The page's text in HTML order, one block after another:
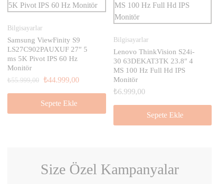
Bilgisayarlar
Samsung ViewFinity S9
LS27C902PAUXUF 27″ 5
ms 5K Pivot IPS 60 Hz
Monitör
₺55.999,00 ₺44.999,00
Sepete Ekle
Bilgisayarlar
Lenovo ThinkVision S24i-
30 63DEKAT3TK 23.8″ 4
MS 100 Hz Full Hd IPS
Monitör
₺6.999,00
Sepete Ekle
Size Özel Kampanyalar